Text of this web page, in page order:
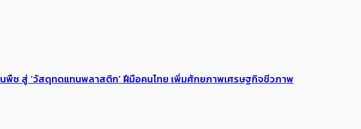
พืช สู่ ‘วัสดุทดแทนพลาสติก’ ​​ฝีมือคนไทย​ เพิ่มศักยภาพเศรษฐกิจชีวภาพ